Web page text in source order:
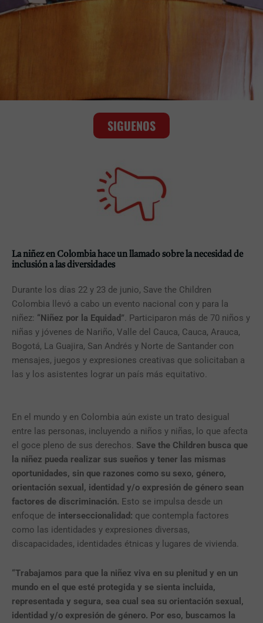
SIGUENOS
La niñez en Colombia hace un llamado sobre la necesidad de
inclusión a las diversidades
Durante los días 22 y 23 de junio, Save the Children
Colombia llevó a cabo un evento nacional con y para la
niñez: “Niñez por la Equidad” . Participaron más de 70 niños y
niñas y jóvenes de Nariño, Valle del Cauca, Cauca, Arauca,
Bogotá, La Guajira, San Andrés y Norte de Santander con
mensajes, juegos y expresiones creativas que solicitaban a
las y los asistentes lograr un país más equitativo.
En el mundo y en Colombia aún existe un trato desigual
entre las personas, incluyendo a niños y niñas, lo que afecta
el goce pleno de sus derechos. Save the Children busca que
la niñez pueda realizar sus sueños y tener las mismas
oportunidades, sin que razones como su sexo, género,
orientación sexual, identidad y/o expresión de género sean
factores de discriminación. Esto se impulsa desde un
enfoque de interseccionalidad: que contempla factores
como las identidades y expresiones diversas,
discapacidades, identidades étnicas y lugares de vivienda.
“Trabajamos para que la niñez viva en su plenitud y en un
mundo en el que esté protegida y se sienta incluida,
representada y segura, sea cual sea su orientación sexual,
identidad y/o expresión de género. Por eso, buscamos la